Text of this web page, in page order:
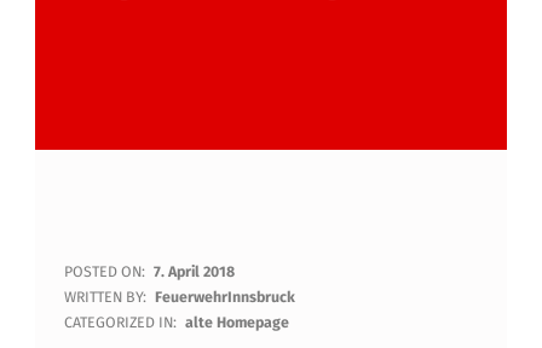
B
E
POSTED ON: 7. April 2018
WRITTEN BY: FeuerwehrInnsbruck
CATEGORIZED IN: alte Homepage